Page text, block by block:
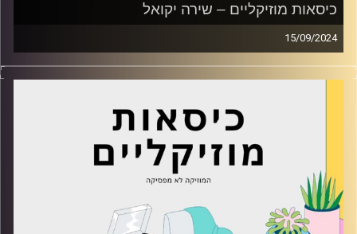
כיסאות מוזיקליים – שירה יקואל
15/09/2024
כסאות מוזיקליים עם שירה יקואל